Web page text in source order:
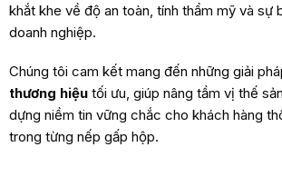
khắt khe về độ an toàn, tính thẩm mỹ và sự
doanh nghiệp.
Chúng tôi cam kết mang đến những giải
thương hiệutối ưu, giúp nâng tầm vị thế
dựng niềm tin vững chắc cho khách hàng
trong từng nếp gấp hộp.